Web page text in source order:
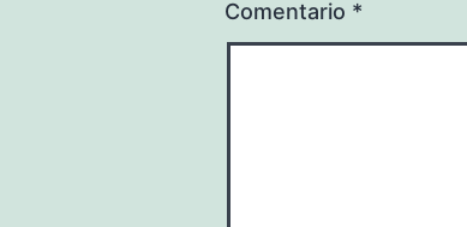
Comentario *